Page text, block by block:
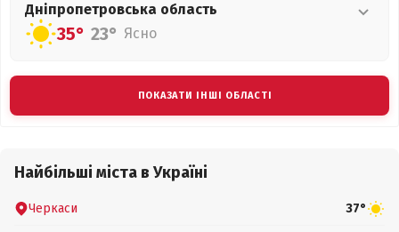
Дніпропетровська область
35° 23° Ясно
ПОКАЗАТИ ІНШІ ОБЛАСТІ
Найбільші міста в Україні
Черкаси 37°